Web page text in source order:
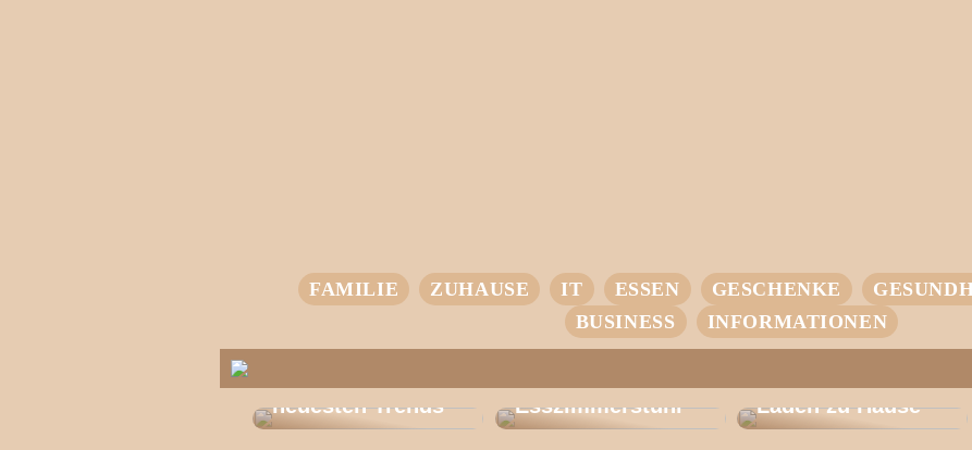
FAMILIE ZUHAUSE IT ESSEN GESCHENKE
BUSINESS
INFORMATIONEN
Stil – entdecke die
neuesten Trends
Entdecken Sie
Perfekte
Esszimmerstuhl
intelligentes
Laden zu Hause